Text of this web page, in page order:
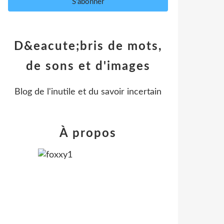
D&eacute;bris de mots,
de sons et d'images
Blog de l'inutile et du savoir incertain
À propos